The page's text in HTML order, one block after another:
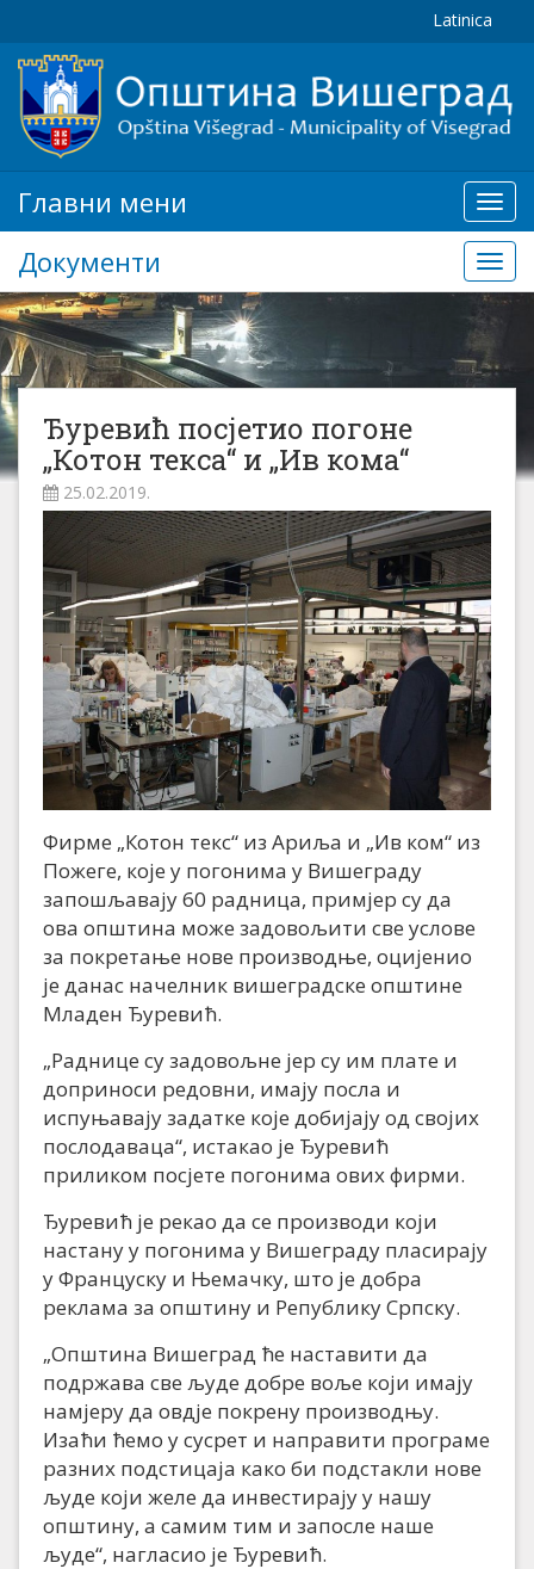
Latinica
мени
Главни мени
Документи
Ђуревић посјетио погоне
„Котон текса“ и „Ив кома“
25.02.2019.
Фирме „Котон текс“ из Ариља и „Ив ком“ из
Пожеге, које у погонима у Вишеграду
запошљавају 60 радница, примјер су да
ова општина може задовољити све услове
за покретање нове производње, оцијенио
је данас начелник вишеградске општине
Младен Ђуревић.
„Раднице су задовољне јер су им плате и
доприноси редовни, имају посла и
испуњавају задатке које добијају од својих
послодаваца“, истакао је Ђуревић
приликом посјете погонима ових фирми.
Ђуревић је рекао да се производи који
настану у погонима у Вишеграду пласирају
у Француску и Њемачку, што је добра
реклама за општину и Републику Српску.
„Општина Вишеград ће наставити да
подржава све људе добре воље који имају
намјеру да овдје покрену производњу.
Изаћи ћемо у сусрет и направити програме
разних подстицаја како би подстакли нове
људе који желе да инвестирају у нашу
општину, а самим тим и запосле наше
људе“, нагласио је Ђуревић.